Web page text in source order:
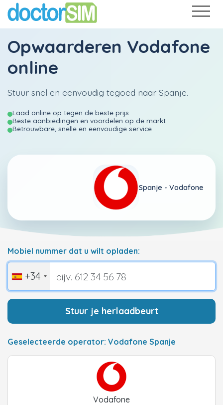
Opwaarderen Vodafone
online
Stuur snel en eenvoudig tegoed naar Spanje.
Laad online op tegen de beste prijs
Beste aanbiedingen en voordelen op de markt
Betrouwbare, snelle en eenvoudige service
Spanje - Vodafone
Mobiel nummer dat u wilt opladen:
+34
Stuur je herlaadbeurt
Geselecteerde operator: Vodafone Spanje
Vodafone